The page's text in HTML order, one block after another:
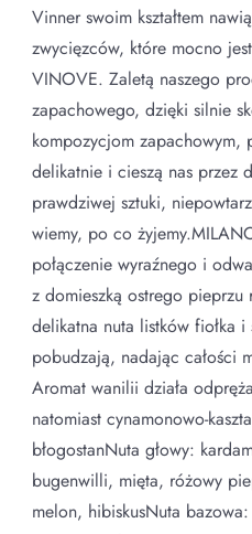
Vinner swoim kształtem
zwycięzców, które mocno
VINOVE. Zaletą naszego
zapachowego, dzięki silnie
kompozycjom zapachowym,
delikatnie i cieszą nas przez
prawdziwej sztuki,
wiemy, po co
połączenie wyraźnego i
z domieszką ostrego
delikatna nuta listków fiołka i
pobudzają, nadając całości
Aromat wanilii działa
natomiast cynamonowo-
błogostanNuta głowy:
bugenwilli, mięta, różowy
melon, hibiskusNuta